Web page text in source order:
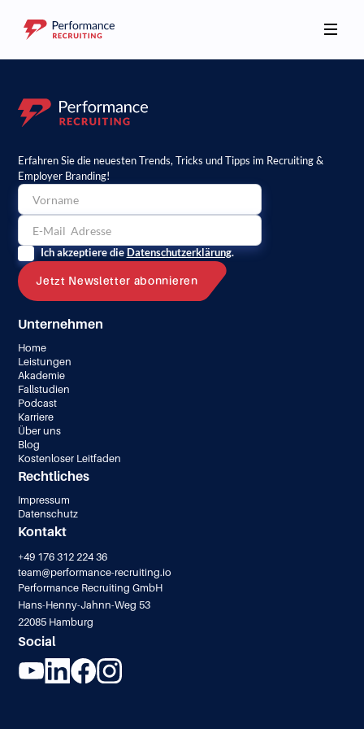
Erfahren Sie die neuesten Trends, Tricks und Tipps im Recruiting &
Employer Branding!
Ich akzeptiere dieDatenschutzerklärung.
Unternehmen
Home
Leistungen
Akademie
Fallstudien
Podcast
Karriere
Über uns
Blog
Kostenloser Leitfaden
Rechtliches
Impressum
Datenschutz
Kontakt
+49 176 312 224 36
team@performance-recruiting.io
Performance Recruiting GmbH
Hans-Henny-Jahnn-Weg 53
22085 Hamburg
Social